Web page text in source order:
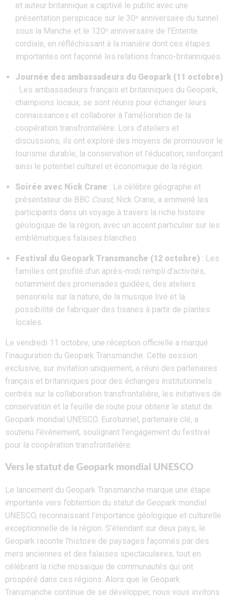
et auteur britannique a captivé le public avec une
présentation perspicace sur le 30ᵉ anniversaire du tunnel
sous la Manche et le 120ᵉ anniversaire de l’Entente
cordiale, en réfléchissant à la manière dont ces étapes
importantes ont façonné les relations franco-britanniques.
Journée des ambassadeurs du Geopark (11 octobre)
: Les ambassadeurs français et britanniques du Geopark,
champions locaux, se sont réunis pour échanger leurs
connaissances et collaborer à l’amélioration de la
coopération transfrontalière. Lors d’ateliers et
discussions, ils ont exploré des moyens de promouvoir le
tourisme durable, la conservation et l’éducation, renforçant
ainsi le potentiel culturel et économique de la région.
Soirée avec Nick Crane : Le célèbre géographe et
présentateur de BBC Coast, Nick Crane, a emmené les
participants dans un voyage à travers la riche histoire
géologique de la région, avec un accent particulier sur les
emblématiques falaises blanches.
Festival du Geopark Transmanche (12 octobre) : Les
familles ont profité d’un après-midi rempli d’activités,
notamment des promenades guidées, des ateliers
sensoriels sur la nature, de la musique live et la
possibilité de fabriquer des tisanes à partir de plantes
locales.
Le vendredi 11 octobre, une réception officielle a marqué
l’inauguration du Geopark Transmanche. Cette session
exclusive, sur invitation uniquement, a réuni des partenaires
français et britanniques pour des échanges institutionnels
centrés sur la collaboration transfrontalière, les initiatives de
conservation et la feuille de route pour obtenir le statut de
Geopark mondial UNESCO. Eurotunnel, partenaire clé, a
soutenu l’événement, soulignant l’engagement du festival
pour la coopération transfrontalière.
Vers le statut de Geopark mondial UNESCO
Le lancement du Geopark Transmanche marque une étape
importante vers l’obtention du statut de Geopark mondial
UNESCO, reconnaissant l’importance géologique et culturelle
exceptionnelle de la région. S’étendant sur deux pays, le
Geopark raconte l’histoire de paysages façonnés par des
mers anciennes et des falaises spectaculaires, tout en
célébrant la riche mosaïque de communautés qui ont
prospéré dans ces régions. Alors que le Geopark
Transmanche continue de se développer, nous vous invitons